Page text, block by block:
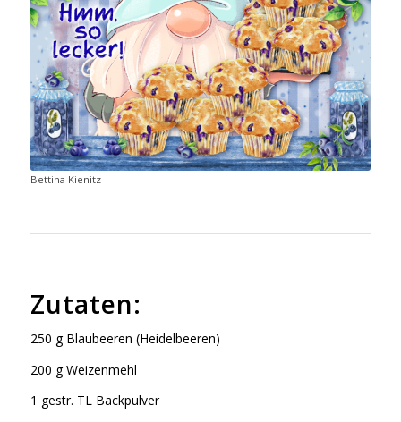
Bettina Kienitz
Zutaten:
250 g Blaubeeren (Heidelbeeren)
200 g Weizenmehl
1 gestr. TL Backpulver